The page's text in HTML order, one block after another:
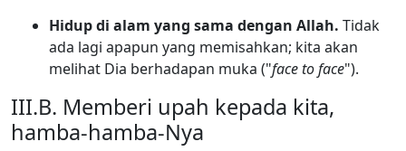
Hidup di alam yang sama dengan Allah. Tidak
ada lagi apapun yang memisahkan; kita akan
melihat Dia berhadapan muka ("face to face").
III.B. Memberi upah kepada kita,
hamba-hamba-Nya